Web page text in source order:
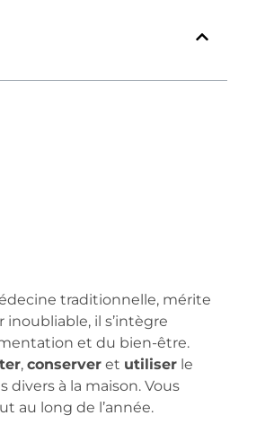
traditionnelle, mérite
il s’intègre
et du bien-être.
, conserveret utiliserle
à la maison. Vous
au long de l’année.